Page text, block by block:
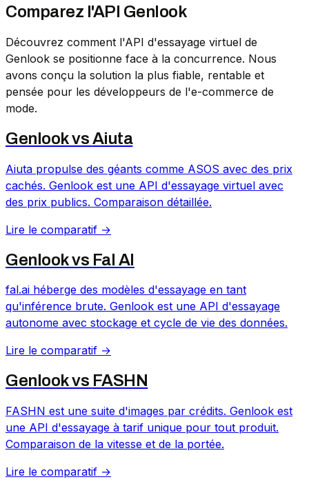
Comparez l'API Genlook
Découvrez comment l'API d'essayage virtuel de
Genlook se positionne face à la concurrence. Nous
avons conçu la solution la plus fiable, rentable et
pensée pour les développeurs de l'e-commerce de
mode.
Genlook vsAiuta
Aiuta propulse des géants comme ASOS avec des prix
cachés. Genlook est une API d'essayage virtuel avec
des prix publics. Comparaison détaillée.
Lire le comparatif →
Genlook vs Fal AI
fal.ai héberge des modèles d'essayage en tant
qu'inférence brute. Genlook est une API d'essayage
autonome avec stockage et cycle de vie des données.
Lire le comparatif →
Genlook vs FASHN
FASHN est une suite d'images par crédits. Genlook est
une API d'essayage à tarif unique pour tout produit.
Comparaison de la vitesse et de la portée.
Lire le comparatif →